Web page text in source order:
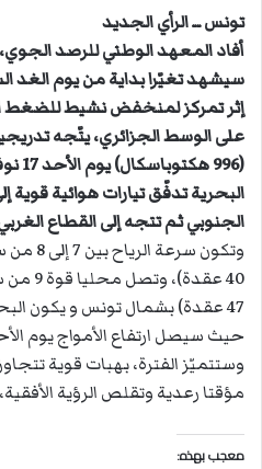
ر
و
تونس ــ الرأي الجديد
أفاد المعهد الوطني للرصد
على الوسط الجزائري، يتّجه
البحرية تدفّق تيارات هوائية قوية
الجنوبي ثم تتجه إلى القطاع
47 عقدة) بشمال تونس و يكون
حيث سيصل ارتفاع الأمواج يوم الأحد 4
مؤقتا رعدية وتقلص الرؤية
معجب بهذه: